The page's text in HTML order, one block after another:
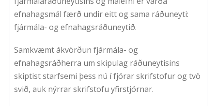
efnahagsmál færð undir eitt og sama ráðuneyti:
fjármála- og efnahagsráðuneytið.
Samkvæmt ákvörðun fjármála- og
efnahagsráðherra um skipulag ráðuneytisins
skiptist starfsemi þess nú í fjórar skrifstofur og tvö
svið, auk nýrrar skrifstofu yfirstjórnar.